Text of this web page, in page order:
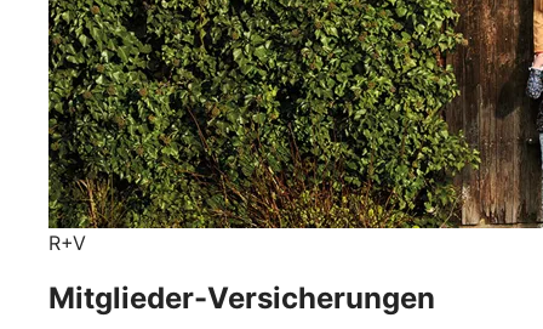
R+V
Mitglieder-Versicherungen